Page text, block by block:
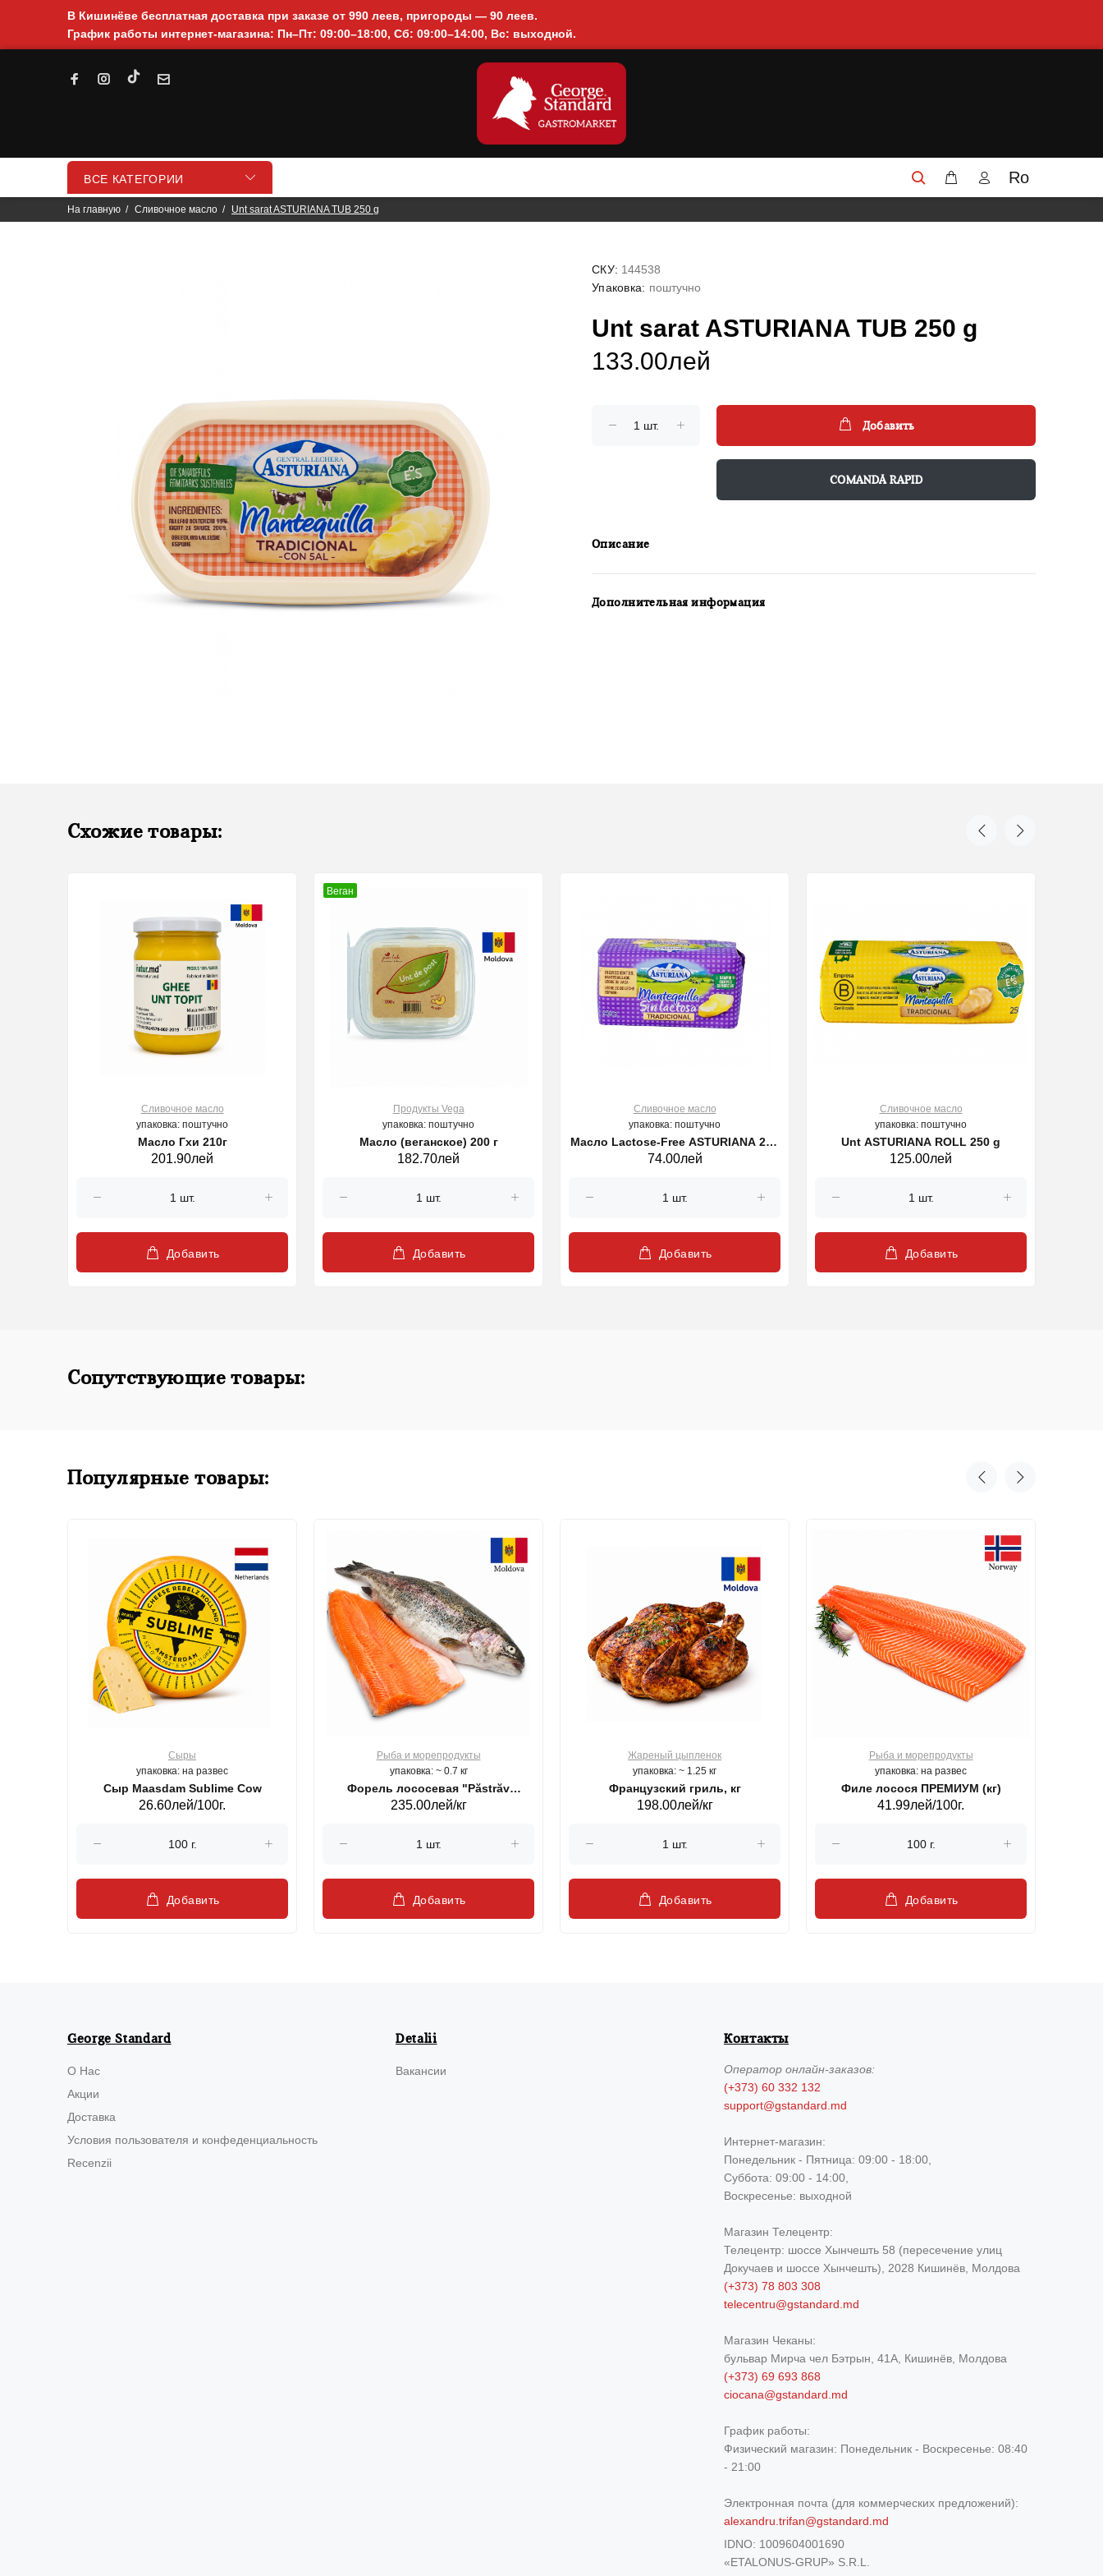
В Кишинёве бесплатная доставка при заказе от 990 леев, пригороды — 90 леев.
График работы интернет-магазина: Пн–Пт: 09:00–18:00, Сб: 09:00–14:00, Вс: выходной.
ВСЕ КАТЕГОРИИ Ro
На главную Cливочное масло Unt sarat ASTURIANA TUB 250 g
СКУ: 144538
Упаковка: поштучно
Unt sarat ASTURIANA TUB 250 g
133.00лей
Добавить
COMANDĂ RAPID
Описание
Дополнительная информация
Схожие товары:
Cливочное масло
упаковка: поштучно
Масло Гхи 210г
201.90лей
Добавить
Веган
Продукты Vega
упаковка: поштучно
Масло (веганское) 200 г
182.70лей
Добавить
Cливочное масло
упаковка: поштучно
Масло Lactose-Free ASTURIANA 250
г
74.00лей
Добавить
Cливочное масло
упаковка: поштучно
Unt ASTURIANA ROLL 250 g
125.00лей
Добавить
Сопутствующие товары:
Популярные товары:
Сыры
упаковка: на развес
Сыр Maasdam Sublime Cow
26.60лей/100г.
Добавить
Рыба и морепродукты
упаковка: ~ 0.7 кг
Форель лососевая "Păstrăv
Moldovenesc"
235.00лей/кг
Добавить
Жареный цыпленок
упаковка: ~ 1.25 кг
Французский гриль, кг
198.00лей/кг
Добавить
Рыба и морепродукты
упаковка: на развес
Филе лосося ПРЕМИУМ (кг)
41.99лей/100г.
Добавить
George Standard
О Нас
Акции
Доставка
Условия пользователя и конфеденциальность
Recenzii
Detalii
Вакансии
Контакты
Операторонлайн-заказов:
(+373) 60 332 132
support@gstandard.md
Интернет-магазин:
Понедельник - Пятница: 09:00 - 18:00,
Суббота: 09:00 - 14:00,
Воскресенье: выходной
Магазин Телецентр:
Телецентр: шоссе Хынчешть 58 (пересечение улиц
Докучаев и шоссе Хынчешть), 2028 Кишинёв, Молдова
(+373) 78 803 308
telecentru@gstandard.md
Магазин Чеканы:
бульвар Мирча чел Бэтрын, 41A, Кишинёв, Молдова
(+373) 69 693 868
ciocana@gstandard.md
График работы:
Физический магазин: Понедельник - Воскресенье: 08:40
- 21:00
Электронная почта (для коммерческих предложений):
alexandru.trifan@gstandard.md
IDNO: 1009604001690
«ETALONUS-GRUP» S.R.L.